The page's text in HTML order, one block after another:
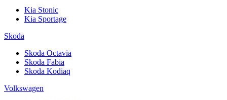
Kia Stonic
Kia Sportage
Skoda
Skoda Octavia
Skoda Fabia
Skoda Kodiaq
Volkswagen